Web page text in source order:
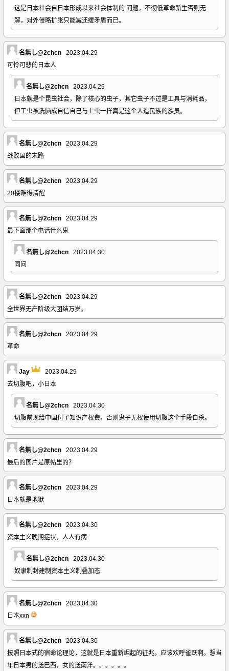
这是日本社会自日本形成以来社会体制的 问题，不彻低革命新生否则无
解，对外侵略扩张只能减还缓矛盾而已。
名無し@2chcn
2023.04.29
可怜可悲的日本人
名無し@2chcn
2023.04.29
日本就是个昆虫社会，除了核心的虫子，其它虫子不过是工具与消耗品，
但工虫被洗脑成自信自己与上虫一样真是这个人造民族的族员。
名無し@2chcn
2023.04.29
战败国的末路
名無し@2chcn
2023.04.29
20楼难得清醒
名無し@2chcn
2023.04.29
最下面那个电话什么鬼
名無し@2chcn
2023.04.30
同问
名無し@2chcn
2023.04.29
全世界无产阶级大团结万岁。
名無し@2chcn
2023.04.29
革命
Jay
2023.04.29
去切腹吧，小日本
名無し@2chcn
2023.04.30
切腹前现给中国付了知识产权费，否则鬼子无权使用切腹这个手段自杀。
名無し@2chcn
2023.04.29
最后的图片是原帖里的？
名無し@2chcn
2023.04.29
日本就是地狱
名無し@2chcn
2023.04.30
资本主义晚期症状，人人有病
名無し@2chcn
2023.04.30
奴隶制封建制资本主义制叠加态
名無し@2chcn
2023.04.30
日本xxn
名無し@2chcn
2023.04.30
按照日本式的宿命论理论，这就是日本重新崛起的征兆，应该欢呼雀跃啊。想当
年日本男的送巴西，女的送南洋。。。。。。